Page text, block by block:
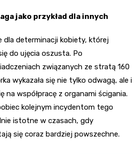
jako przykład dla innych
dla determinacji kobiety, której
do ujęcia oszusta. Po
związanych ze stratą 160
wykazała się nie tylko odwagą, ale i
na współpracę z organami ścigania.
kolejnym incydentom tego
istotne w czasach, gdy
się coraz bardziej powszechne.